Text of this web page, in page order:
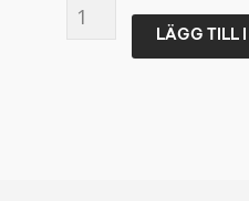
Xylocap
LÄGG TILL